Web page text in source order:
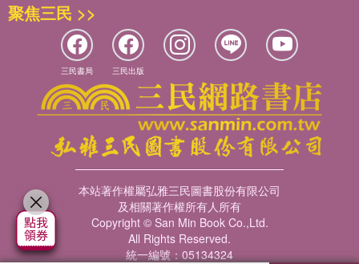
聚焦三民 >>
三民書局 三民出版
本站著作權屬弘雅三民圖書股份有限公司
及相關著作權所有人所有
Copyright © San Min Book Co.,Ltd.
All Rights Reserved.
統一編號：05134324